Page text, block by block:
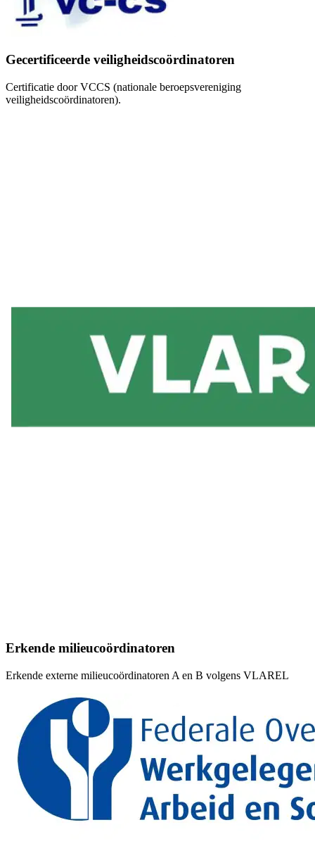
Gecertificeerde veiligheidscoördinatoren
Certificatie door VCCS (nationale beroepsvereniging
veiligheidscoördinatoren).
Erkende milieucoördinatoren
Erkende externe milieucoördinatoren A en B volgens VLAREL